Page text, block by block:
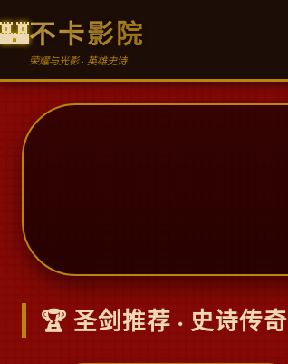
🏰不卡影院
荣耀与光影 · 英雄史诗
🏆 圣剑推荐 · 史诗传奇